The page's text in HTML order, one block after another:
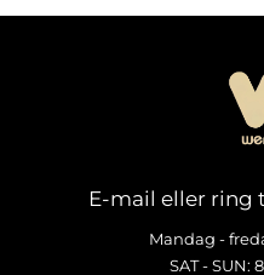
E-mail eller ring
Mandag -
SAT - SUN: